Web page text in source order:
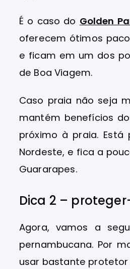
É o caso do Golden
oferecem ótimos
e ficam em um dos
de Boa Viagem.
Caso praia não seja
mantém benefícios
próximo à praia.
Nordeste, e fica a
Guararapes.
Dica 2 –
Agora, vamos a
pernambucana. Por
usar bastante